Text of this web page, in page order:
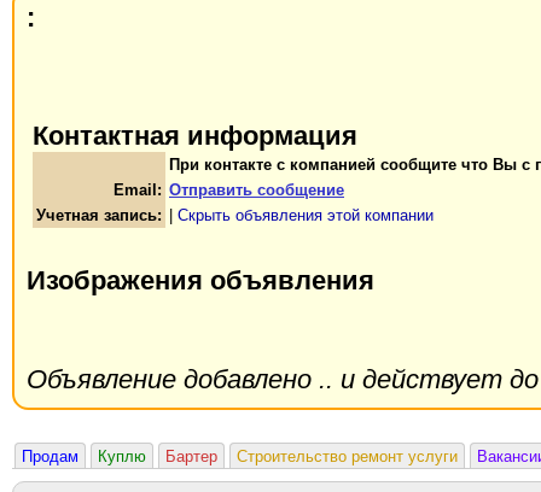
:
Контактная информация
При контакте с компанией сообщите что Вы с
Email: Отправить сообщение
Учетная запись: | Скрыть объявления этой компании
Изображения объявления
Объявление добавлено .. и действует
Продам Куплю Бартер Строительство ремонт услуги